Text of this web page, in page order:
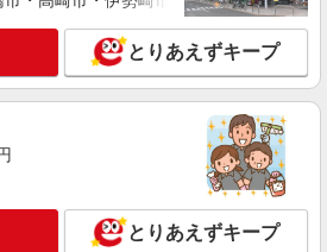
とりあえずキープ
とりあえずキープ